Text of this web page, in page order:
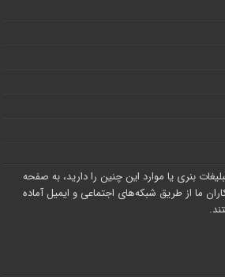
بنری یا موارد این چنین را دارید، به صفحه
ما از طریق شبکه‌های اجتماعی و ایمیل آماده